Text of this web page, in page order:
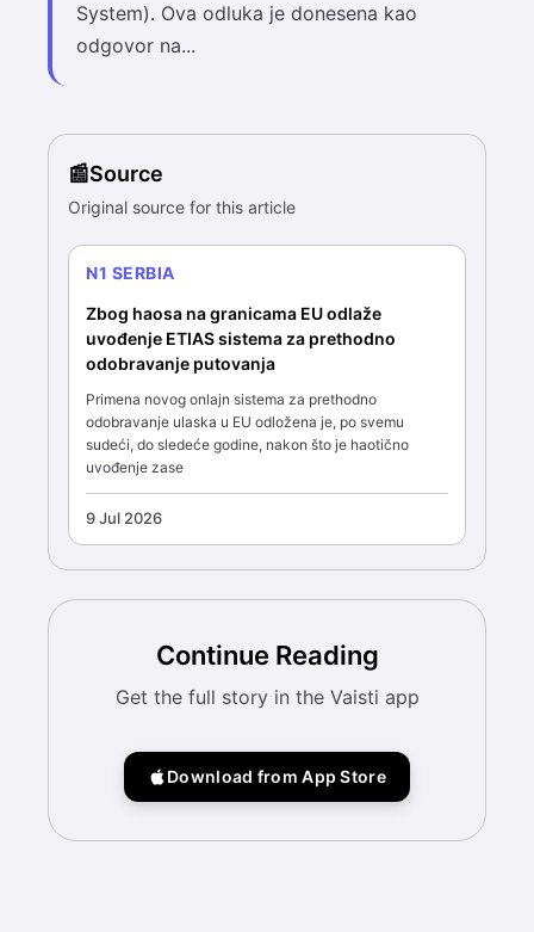
System). Ova odluka je donesena kao
odgovor na...
Source
Original source for this article
N1 SERBIA
Zbog haosa na granicama EU odlaže
uvođenje ETIAS sistema za prethodno
odobravanje putovanja
Primena novog onlajn sistema za prethodno
odobravanje ulaska u EU odložena je, po svemu
sudeći, do sledeće godine, nakon što je haotično
uvođenje zase
9 Jul 2026
Continue Reading
Get the full story in the Vaisti app
Download from App Store